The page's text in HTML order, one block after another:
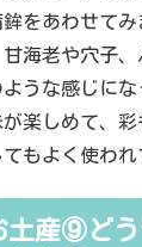
をあわせて
海老や穴子
うな感じに
楽しめて、
もよく使われ
土産⑨ど